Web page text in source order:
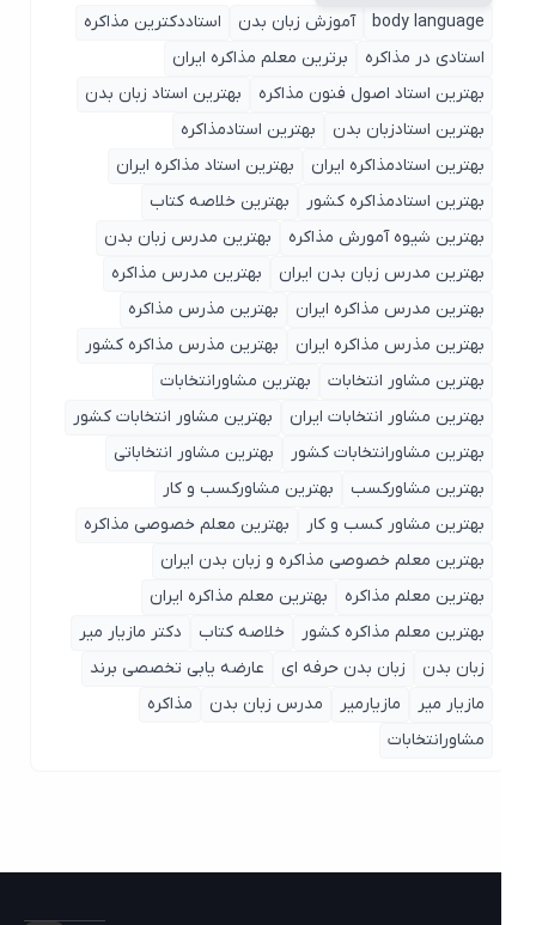
body language آموزش زبان بدن
استاددکترین مذاکره
استادی در مذاکره
برترین معلم مذاکره ایران
بهترین استاد اصول ‌فنون مذاکره
بهترین استاد زبان بدن
بهترین استادزبان بدن
بهترین استادمذاکره
بهترین استادمذاکره ایران
بهترین استاد مذاکره ایران
بهترین استادمذاکره کشور
بهترین خلاصه کتاب
بهترین شیوه آمورش مذاکره
بهترین مدرس زبان بدن
بهترین مدرس زبان بدن ایران
بهترین مدرس مذاکره
بهترین مدرس مذاکره ایران
بهترین مذرس مذاکره
بهترین مذرس مذاکره ایران
بهترین مذرس مذاکره کشور
بهترین مشاور انتخابات
بهترین مشاورانتخابات
بهترین مشاور انتخابات ایران
بهترین مشاور انتخابات کشور
بهترین مشاورانتخابات کشور
بهترین مشاور انتخاباتی
بهترین مشاورکسب
بهترین مشاورکسب و کار
بهترین مشاور کسب و کار
بهترین معلم خصوصی مذاکره
بهترین معلم خصوصی مذاکره و زبان بدن ایران
بهترین معلم مذاکره
بهترین معلم مذاکره ایران
بهترین معلم مذاکره کشور
خلاصه کتاب
دکتر مازیار میر
زبان بدن
زبان بدن حرفه ای
عارضه یابی تخصصی برند
مازیار میر
مازیارمیر مدرس زبان بدن
مذاکره
مشاورانتخابات